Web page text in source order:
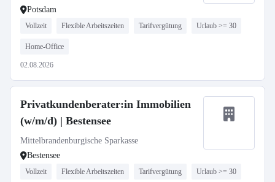
Potsdam
Vollzeit Flexible Arbeitszeiten Tarifvergütung Urlaub >= 30
Home-Office
02.08.2026
Privatkundenberater:in Immobilien
(w/m/d) | Bestensee
Mittelbrandenburgische Sparkasse
Bestensee
Vollzeit Flexible Arbeitszeiten Tarifvergütung Urlaub >= 30